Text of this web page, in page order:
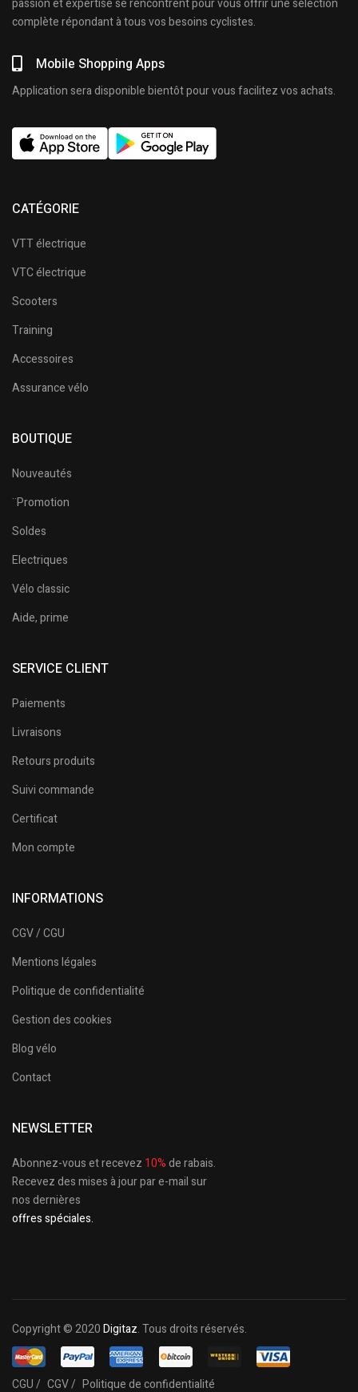
passion et expertise se rencontrent pour vous offrir une sélection
complète répondant à tous vos besoins cyclistes.
Mobile Shopping Apps
Application sera disponible bientôt pour vous facilitez vos achats.
CATÉGORIE
VTT électrique
VTC électrique
Scooters
Training
Accessoires
Assurance vélo
BOUTIQUE
Nouveautés
¨Promotion
Soldes
Electriques
Vélo classic
Aide, prime
SERVICE CLIENT
Paiements
Livraisons
Retours produits
Suivi commande
Certificat
Mon compte
INFORMATIONS
CGV / CGU
Mentions légales
Politique de confidentialité
Gestion des cookies
Blog vélo
Contact
NEWSLETTER
Abonnez-vous et recevez 10%de rabais.
Recevez des mises à jour par e-mail sur
nos dernières
offres spéciales.
Copyright © 2020Digitaz. Tous droits réservés.
CGU / CGV / Politique de confidentialité